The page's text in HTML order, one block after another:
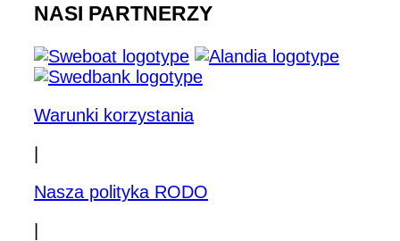
NASI PARTNERZY
Warunki korzystania
Nasza polityka RODO